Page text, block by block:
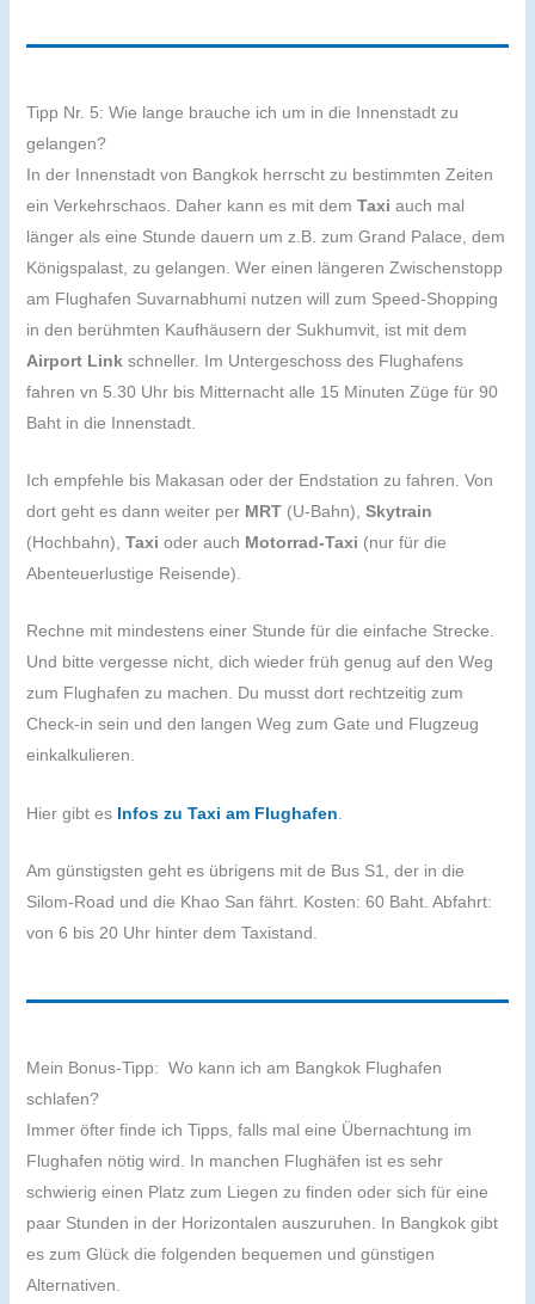
Tipp Nr. 5: Wie lange brauche ich um in die Innenstadt zu
gelangen?
In der Innenstadt von Bangkok herrscht zu bestimmten Zeiten
ein Verkehrschaos. Daher kann es mit dem Taxi auch mal
länger als eine Stunde dauern um z.B. zum Grand Palace, dem
Königspalast, zu gelangen. Wer einen längeren Zwischenstopp
am Flughafen Suvarnabhumi nutzen will zum Speed-Shopping
in den berühmten Kaufhäusern der Sukhumvit, ist mit dem
Airport Linkschneller. Im Untergeschoss des Flughafens
fahren vn 5.30 Uhr bis Mitternacht alle 15 Minuten Züge für 90
Baht in die Innenstadt.
Ich empfehle bis Makasan oder der Endstation zu fahren. Von
dort geht es dann weiter per MRT (U-Bahn), Skytrain
(Hochbahn), Taxi oder auch Motorrad-Taxi (nur für die
Abenteuerlustige Reisende).
Rechne mit mindestens einer Stunde für die einfache Strecke.
Und bitte vergesse nicht, dich wieder früh genug auf den Weg
zum Flughafen zu machen. Du musst dort rechtzeitig zum
Check-in sein und den langen Weg zum Gate und Flugzeug
einkalkulieren.
Hier gibt es Infos zu Taxi am Flughafen
Am günstigsten geht es übrigens mit de Bus S1, der in die
Silom-Road und die Khao San fährt. Kosten: 60 Baht. Abfahrt:
von 6 bis 20 Uhr hinter dem Taxistand.
Mein Bonus-Tipp: Wo kann ich am Bangkok Flughafen
schlafen?
Immer öfter finde ich Tipps, falls mal eine Übernachtung im
Flughafen nötig wird. In manchen Flughäfen ist es sehr
schwierig einen Platz zum Liegen zu finden oder sich für eine
paar Stunden in der Horizontalen auszuruhen. In Bangkok gibt
es zum Glück die folgenden bequemen und günstigen
Alternativen.